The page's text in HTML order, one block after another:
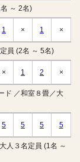
～ 2名)
1 × 1 ×
員 (2名 ～ 5名)
× 1 2 ×
ド ／和室８畳／大
5 5 5 5
人３名定員 (1名 ～